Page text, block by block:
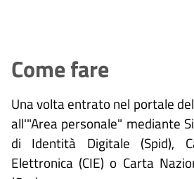
Come fare
Una volta entrato nel portale
all'"Area personale" mediante
di Identità Digitale (Spid),
Elettronica (CIE) o Carta